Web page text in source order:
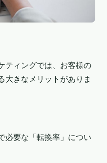
ティングでは、お客様の
大きなメリットがありま
必要な「転換率」につい